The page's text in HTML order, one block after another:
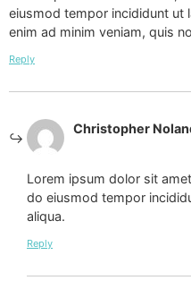
eiusmod tempor incididunt ut
enim ad minim veniam, quis
Reply
Christopher
Lorem ipsum dolor sit
do eiusmod tempor
aliqua.
Reply